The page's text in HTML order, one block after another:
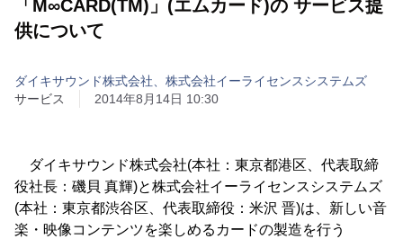
「M∞CARD(TM)」(エムカード)の サービス提
供について
ダイキサウンド株式会社、株式会社イーライセンスシステムズ
サービス
2014年8月14日 10:30
ダイキサウンド株式会社(本社：東京都港区、代表取締
役社長：磯貝 真輝)と株式会社イーライセンスシステムズ
(本社：東京都渋谷区、代表取締役：米沢 晋)は、新しい音
楽・映像コンテンツを楽しめるカードの製造を行う